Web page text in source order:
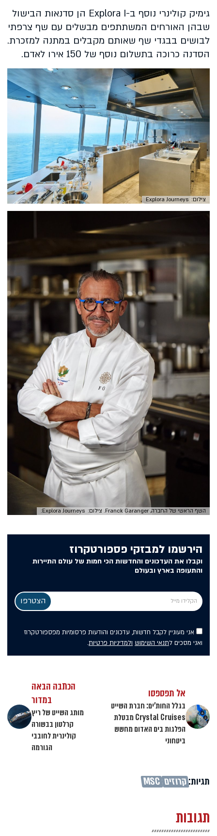
גימיק קולינרי נוסף ב-Explora I הן סדנאות הבישול
שבהן האורחים המשתתפים מבשלים עם שף צרפתי
לבושים בבגדי שף שאותם מקבלים במתנה למזכרת.
הסדנה כרוכה בתשלום נוסף של 150 אירו לאדם.
צילום: Explora Journeys
השף הראשי של החברה, Franck Garanger. צילום: Explora Journeys:
הירשמו למבזקי פספורטקרוז
וקבלו את העדכונים והחדשות הכי חמות של עולם התיירות
והתעופה בארץ ובעולם
אני מעוניין לקבל חדשות, עדכונים והודעות פרסומיות מפספורטקרוז
ואני מסכים לתנאי השימוש ולמדיניות פרטיות.
אל תפספסו
בגלל החות'ים: חברת השייט
Crystal Cruises מבטלת
הפלגות בים האדום מחשש
ביטחוני
הכתבה הבאה
במדור
מותג השייט של ריץ
קרלטון בבשורה
קולינרית לחובבי
הגורמה
תגיות:קרוזים MSC
תגובות